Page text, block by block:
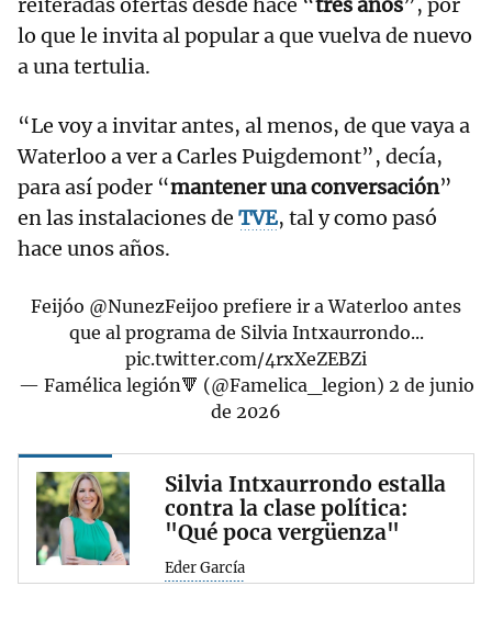
lo que le invita al popular a que vuelva de nuevo
a una tertulia.
“Le voy a invitar antes, al menos, de que vaya a
Waterloo a ver a Carles Puigdemont”, decía,
para así poder “mantener una conversación”
en las instalaciones de TVE, tal y como pasó
hace unos años.
Feijóo @NunezFeijoo prefiere ir a Waterloo antes
que al programa de Silvia Intxaurrondo...
pic.twitter.com/4rxXeZEBZi
— Famélica legión🔻 (@Famelica_legion) 2 de junio
de 2026
Silvia Intxaurrondo estalla
contra la clase política:
"Qué poca vergüenza"
Eder García